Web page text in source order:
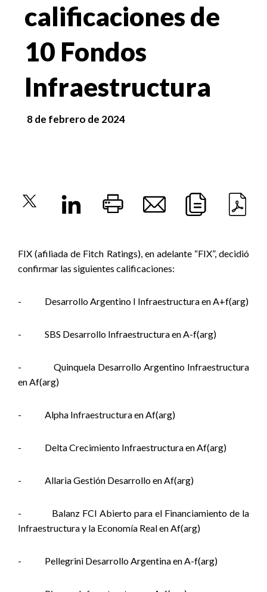
calificaciones de
10 Fondos
Infraestructura
8 de febrero de 2024
FIX (afiliada de Fitch Ratings), en adelante “FIX”, decidió
confirmar las siguientes calificaciones:
- Desarrollo Argentino I Infraestructura en A+f(arg)
- SBS Desarrollo Infraestructura en A-f(arg)
-
Quinquela Desarrollo Argentino Infraestructura
en Af(arg)
- Alpha Infraestructura en Af(arg)
- Delta Crecimiento Infraestructura en Af(arg)
- Allaria Gestión Desarrollo en Af(arg)
-
Balanz FCI Abierto para el Financiamiento de la
Infraestructura y la Economía Real en Af(arg)
- Pellegrini Desarrollo Argentina en A-f(arg)